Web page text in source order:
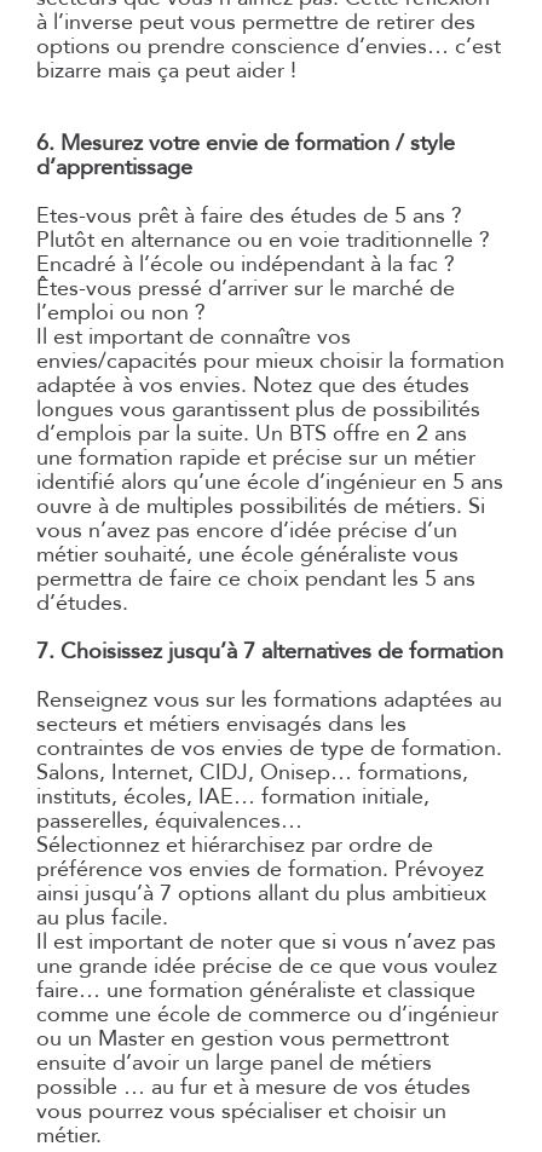
à l’inverse peut vous permettre de retirer des
options ou prendre conscience d’envies… c’est
bizarre mais ça peut aider !
6. Mesurez votre envie de formation / style
d’apprentissage
Etes-vous prêt à faire des études de 5 ans ?
Plutôt en alternance ou en voie traditionnelle ?
Encadré à l’école ou indépendant à la fac ?
Êtes-vous pressé d’arriver sur le marché de
l’emploi ou non ?
Il est important de connaître vos
envies/capacités pour mieux choisir la formation
adaptée à vos envies. Notez que des études
longues vous garantissent plus de possibilités
d’emplois par la suite. Un BTS offre en 2 ans
une formation rapide et précise sur un métier
identifié alors qu’une école d’ingénieur en 5 ans
ouvre à de multiples possibilités de métiers. Si
vous n’avez pas encore d’idée précise d’un
métier souhaité, une école généraliste vous
permettra de faire ce choix pendant les 5 ans
d’études.
7. Choisissez jusqu’à 7 alternatives de formation
Renseignez vous sur les formations adaptées au
secteurs et métiers envisagés dans les
contraintes de vos envies de type de formation.
Salons, Internet, CIDJ, Onisep… formations,
instituts, écoles, IAE… formation initiale,
passerelles, équivalences…
Sélectionnez et hiérarchisez par ordre de
préférence vos envies de formation. Prévoyez
ainsi jusqu’à 7 options allant du plus ambitieux
au plus facile.
Il est important de noter que si vous n’avez pas
une grande idée précise de ce que vous voulez
faire… une formation généraliste et classique
comme une école de commerce ou d’ingénieur
ou un Master en gestion vous permettront
ensuite d’avoir un large panel de métiers
possible … au fur et à mesure de vos études
vous pourrez vous spécialiser et choisir un
métier.